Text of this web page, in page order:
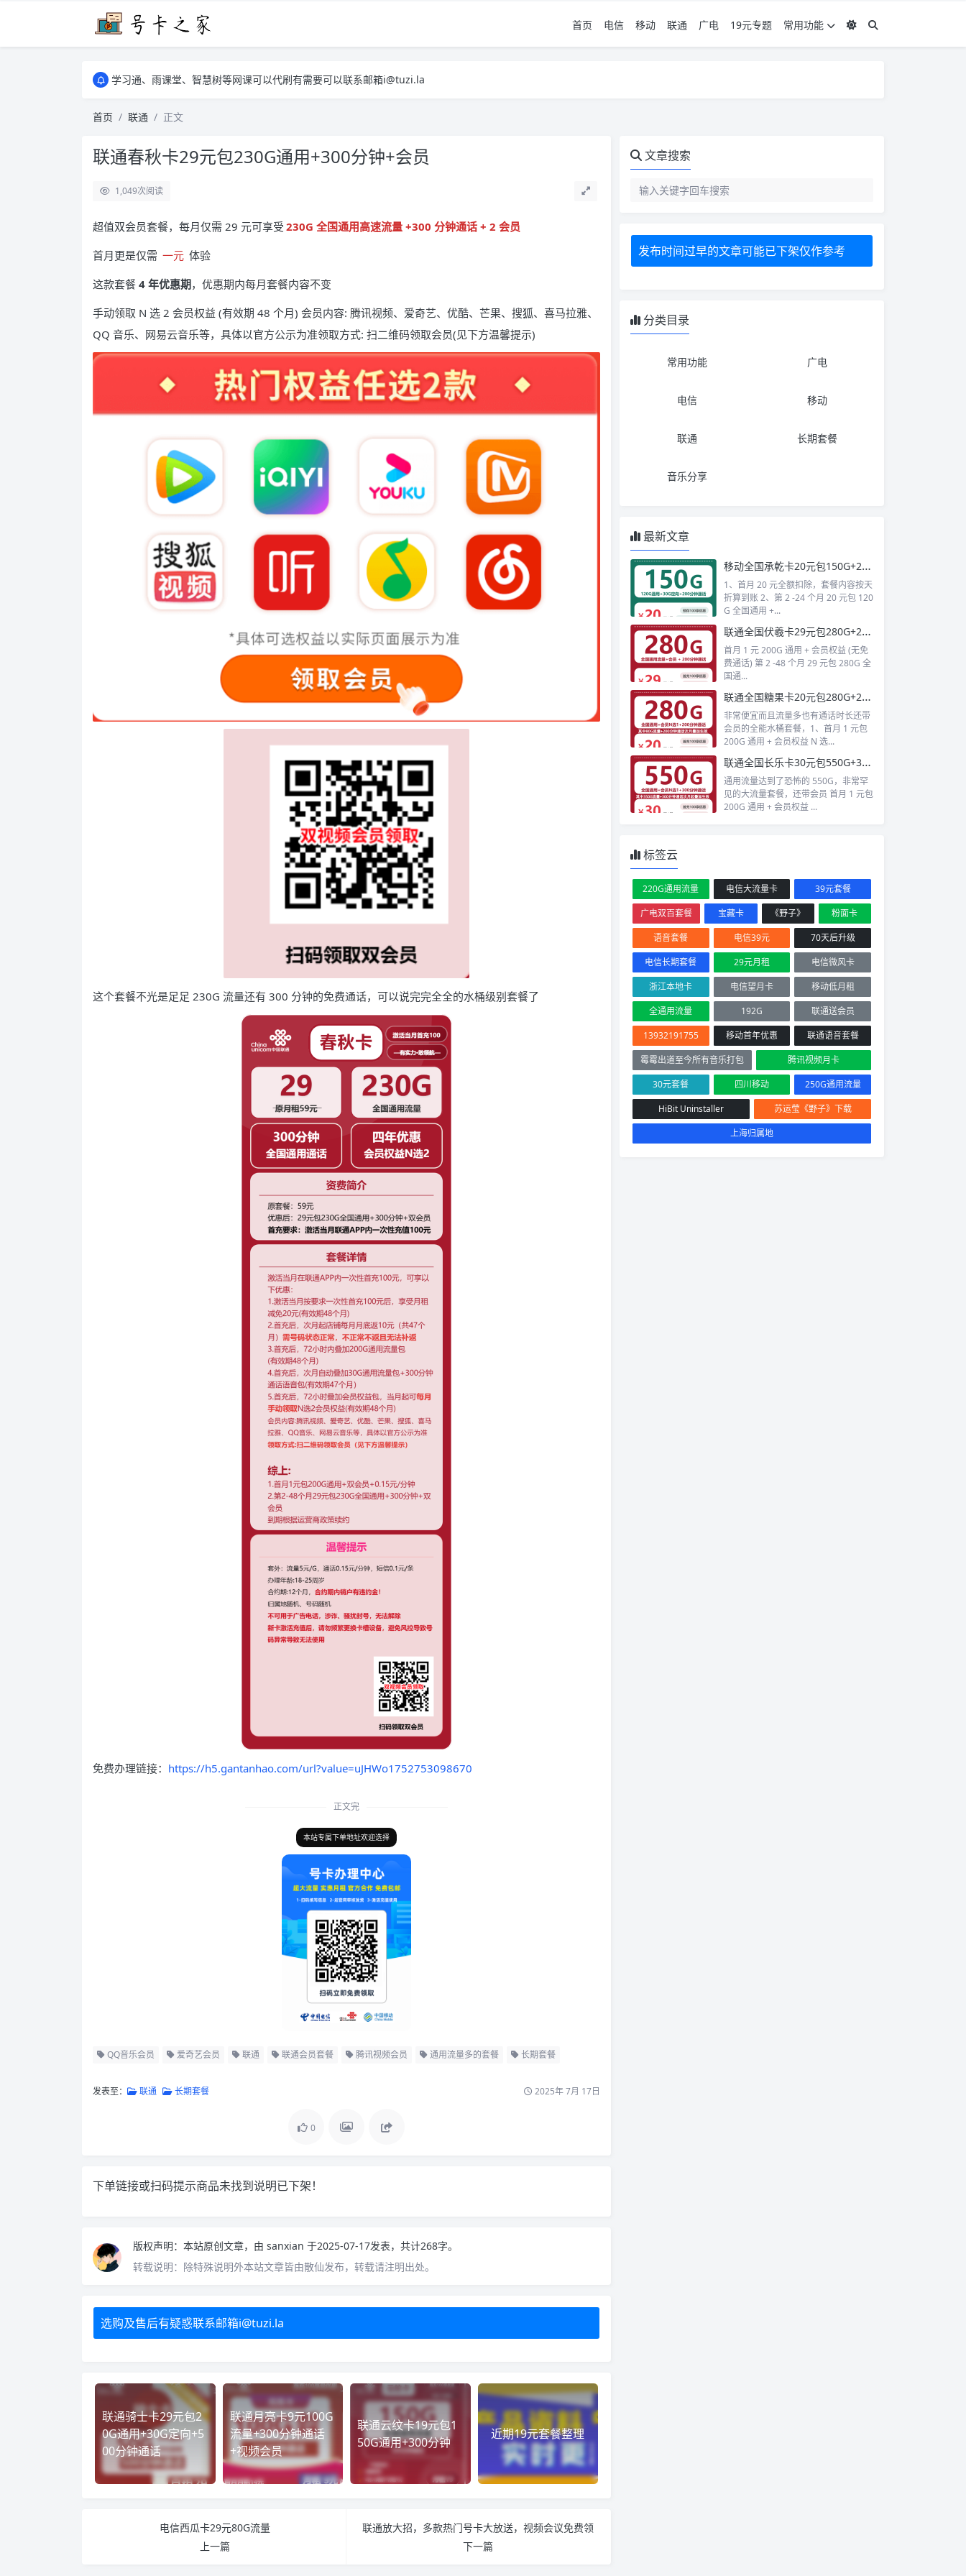
首页 电信 移动 联通 广电 19元专题
常用功能
学习通、雨课堂、智慧树等网课可以代刷有需要可以联系邮箱i@tuzi.la
学习通、雨课堂、智慧树等网课可以代刷有需要可以联系邮箱i@tuzi.la
首页
联通 正文
联通春秋卡29元包230G通用+300分钟+会员
1,049次阅读
超值双会员套餐，每月仅需 29 元可享受 230G 全国通用高速流量 +300 分钟通话 + 2 会员
首月更是仅需 一元 体验
这款套餐 4 年优惠期，优惠期内每月套餐内容不变
手动领取 N 选 2 会员权益 (有效期 48 个月) 会员内容: 腾讯视频、爱奇艺、优酷、芒果、搜狐、喜马拉雅、
QQ 音乐、网易云音乐等，具体以官方公示为准领取方式: 扫二维码领取会员(见下方温馨提示)
这个套餐不光是足足 230G 流量还有 300 分钟的免费通话，可以说完完全全的水桶级别套餐了
免费办理链接： https://h5.gantanhao.com/url?value=uJHWo1752753098670
正文完
本站专属下单地址欢迎选择
QQ音乐会员 爱奇艺会员 联通 联通会员套餐 腾讯视频会员 通用流量多的套餐 长期套餐
发表至： 联通 长期套餐 2025年 7月 17日
0
下单链接或扫码提示商品未找到说明已下架！
版权声明： 本站原创文章，由 sanxian 于2025-07-17发表，共计268字。
转载说明： 除特殊说明外本站文章皆由散仙发布，转载请注明出处。
选购及售后有疑惑联系邮箱i@tuzi.la
联通骑士卡29元包2
0G通用+30G定向+5
00分钟通话
联通月亮卡9元100G
流量+300分钟通话
+视频会员
联通云纹卡19元包1
50G通用+300分钟
近期19元套餐整理
电信西瓜卡29元80G流量
上一篇
联通放大招，多款热门号卡大放送，视频会议免费领
下一篇
文章搜索
发布时间过早的文章可能已下架仅作参考
分类目录
常用功能 广电
电信 移动
联通 长期套餐
音乐分享
最新文章
移动全国承乾卡20元包150G+200分钟+会员
1、首月 20 元全额扣除，套餐内容按天
折算到账 2、第 2 -24 个月 20 元包 120
G 全国通用 +...
联通全国伏羲卡29元包280G+200分钟+会员
首月 1 元 200G 通用 + 会员权益 (无免
费通话) 第 2 -48 个月 29 元包 280G 全
国通...
联通全国糖果卡20元包280G+200分钟+会员
非常便宜而且流量多也有通话时长还带
会员的全能水桶套餐，1、首月 1 元包
200G 通用 + 会员权益 N 选...
联通全国长乐卡30元包550G+300分钟+会员
通用流量达到了恐怖的 550G，非常罕
见的大流量套餐，还带会员 首月 1 元包
200G 通用 + 会员权益 ...
标签云
220G通用流量 电信大流量卡
39元套餐
广电双百套餐
宝藏卡 《野子》
粉面卡
语音套餐
电信39元
70天后升级
电信长期套餐
29元月租
电信微风卡
浙江本地卡
电信望月卡
移动低月租
全通用流量
192G
联通送会员
13932191755
移动首年优惠
联通语音套餐
霉霉出道至今所有音乐打包
腾讯视频月卡
30元套餐
四川移动
250G通用流量
HiBit Uninstaller
苏运莹《野子》下载
上海归属地